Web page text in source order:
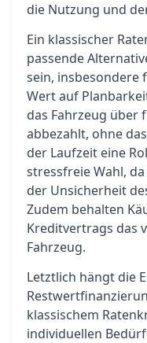
die Nutzung und
Ein klassischer
passende
sein, insbesondere
Wert auf
das Fahrzeug über
abbezahlt, ohne
der Laufzeit eine
stressfreie Wahl,
der Unsicherheit
Zudem behalten
Kreditvertrags das
Fahrzeug.
Letztlich hängt die
klassischem
individuellen